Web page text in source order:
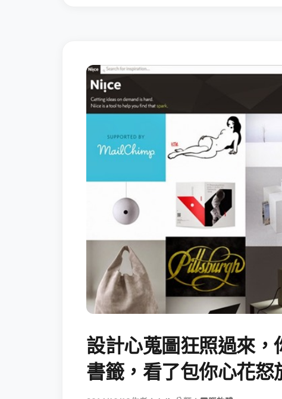
設計心蒐圖狂照過來，
書籤，看了包你心花怒